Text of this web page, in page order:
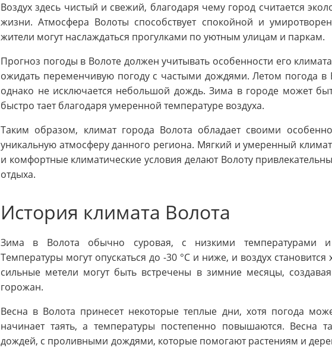
Воздух здесь чистый и свежий, благодаря чему город считается
жизни. Атмосфера Волоты способствует спокойной и
жители могут наслаждаться прогулками по уютным улицам и паркам.
Прогноз погоды в Волоте должен учитывать особенности его
ожидать переменчивую погоду с частыми дождями. Летом погода в
однако не исключается небольшой дождь. Зима в городе может
быстро тает благодаря умеренной температуре воздуха.
Таким образом, климат города Волота обладает своими
уникальную атмосферу данного региона. Мягкий и умеренный
и комфортные климатические условия делают Волоту
отдыха.
История климата Волота
Зима в Волота обычно суровая, с низкими температурами
Температуры могут опускаться до -30 °C и ниже, и воздух
сильные метели могут быть встречены в зимние месяцы,
горожан.
Весна в Волота принесет некоторые теплые дни, хотя погода
начинает таять, а температуры постепенно повышаются. Весна
дождей, с проливными дождями, которые помогают растениям и